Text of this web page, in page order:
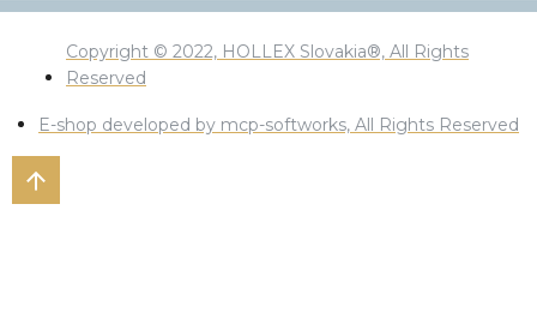
Copyright © 2022, HOLLEX Slovakia®, All Rights
Reserved
E-shop developed by mcp-softworks, All Rights Reserved